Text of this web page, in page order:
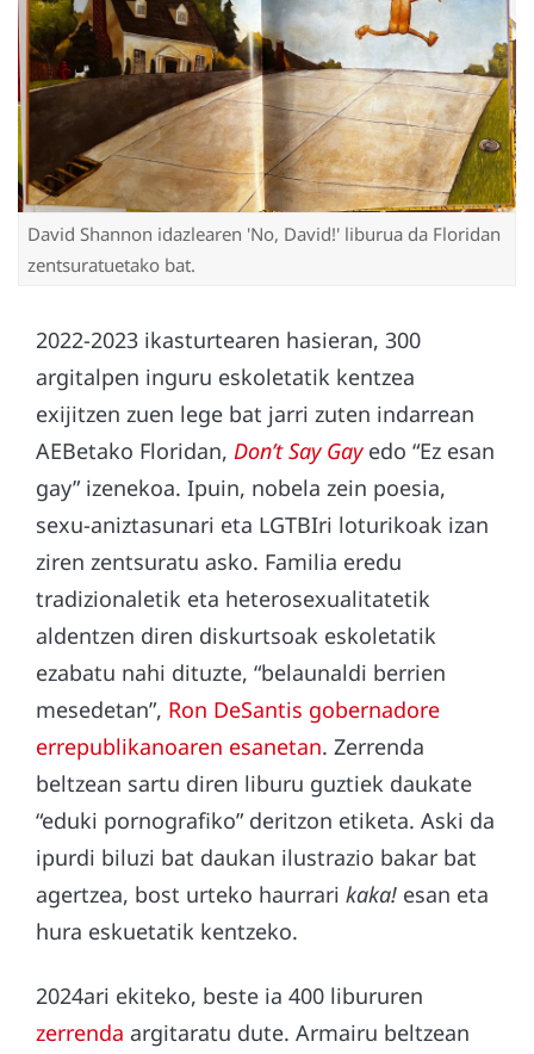
David Shannon idazlearen 'No, David!' liburua da Floridan
zentsuratuetako bat.
2022-2023 ikasturtearen hasieran, 300
argitalpen inguru eskoletatik kentzea
exijitzen zuen lege bat jarri zuten indarrean
AEBetako Floridan, Don’t Say Gayedo “Ez esan
gay” izenekoa. Ipuin, nobela zein poesia,
sexu-aniztasunari eta LGTBIri loturikoak izan
ziren zentsuratu asko. Familia eredu
tradizionaletik eta heterosexualitatetik
aldentzen diren diskurtsoak eskoletatik
ezabatu nahi dituzte, “belaunaldi berrien
mesedetan”, Ron DeSantis gobernadore
errepublikanoaren esanetan. Zerrenda
beltzean sartu diren liburu guztiek daukate
“eduki pornografiko” deritzon etiketa. Aski da
ipurdi biluzi bat daukan ilustrazio bakar bat
agertzea, bost urteko haurrari kaka! esan eta
hura eskuetatik kentzeko.
2024ari ekiteko, beste ia 400 libururen
zerrenda argitaratu dute. Armairu beltzean